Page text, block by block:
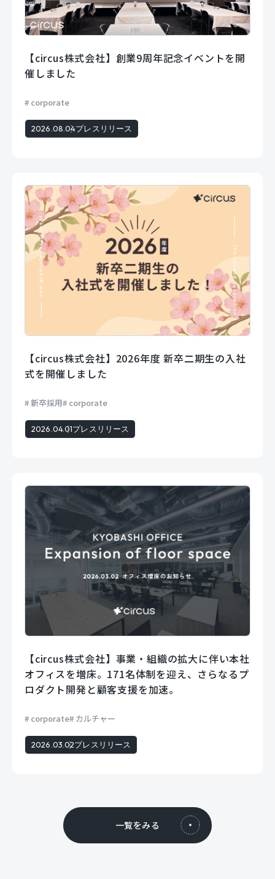
一覧をみる
【circus株式会社】創業9周年記念イベントを開
催しました
corporate
2026.08.04プレスリリース
【circus株式会社】2026年度 新卒二期生の入社
式を開催しました
新卒採用 corporate
2026.04.01プレスリリース
【circus株式会社】事業・組織の拡大に伴い本社
オフィスを増床。171名体制を迎え、さらなるプ
ロダクト開発と顧客支援を加速。
corporate カルチャー
2026.03.02プレスリリース